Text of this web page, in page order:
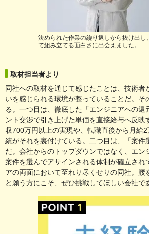
決められた作業の繰り返しから抜け出し
て組み立てる面白さに出会えました。
取材担当者より
同社への取材を通じて感じたことは、技術者
いを感じられる環境が整っていることだ。そ
る。一つ目は、徹底した「エンジニアへの還
ント交渉で引き上げた単価を直接給与へ反映
収700万円以上の実現や、転職直後から月給
績がそれを裏付けている。二つ目は、「案件
だ。会社からのトップダウンではなく、エン
案件を選んでアサインされる体制が確立され
アの両面において至れり尽くせりの同社。腰
と願う方にこそ、ぜひ挑戦してほしい会社で